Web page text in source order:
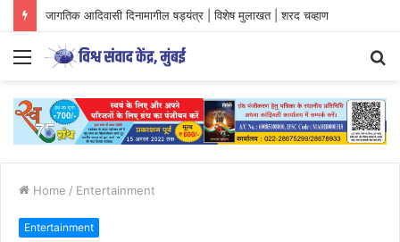
जागतिक आदिवासी दिनामागील षड्यंत्र | विशेष मुलाखत | शरद चव्हाण
Menu
Home / Entertainment
Entertainment